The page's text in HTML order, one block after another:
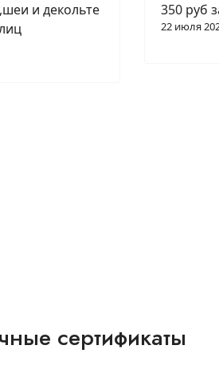
и декольте
350 руб
22 июля
сертификаты